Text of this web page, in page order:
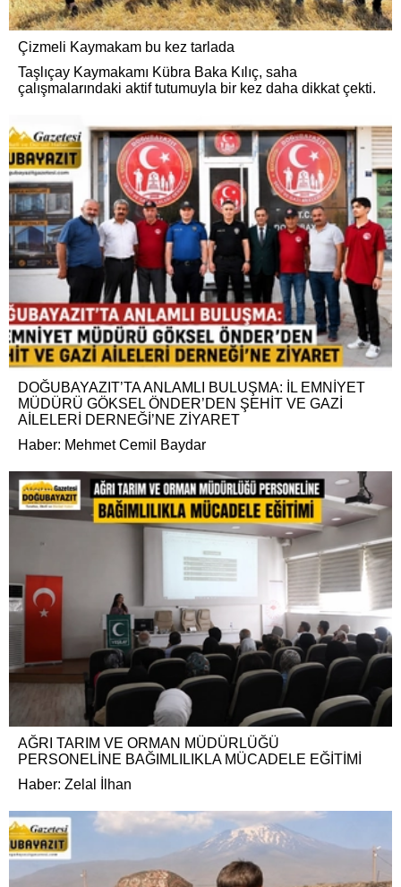
Çizmeli Kaymakam bu kez tarlada
Taşlıçay Kaymakamı Kübra Baka Kılıç, saha
çalışmalarındaki aktif tutumuyla bir kez daha dikkat çekti.
DOĞUBAYAZIT’TA ANLAMLI BULUŞMA: İL EMNİYET
MÜDÜRÜ GÖKSEL ÖNDER’DEN ŞEHİT VE GAZİ
AİLELERİ DERNEĞİ’NE ZİYARET
Haber: Mehmet Cemil Baydar
AĞRI TARIM VE ORMAN MÜDÜRLÜĞÜ
PERSONELİNE BAĞIMLILIKLA MÜCADELE EĞİTİMİ
Haber: Zelal İlhan